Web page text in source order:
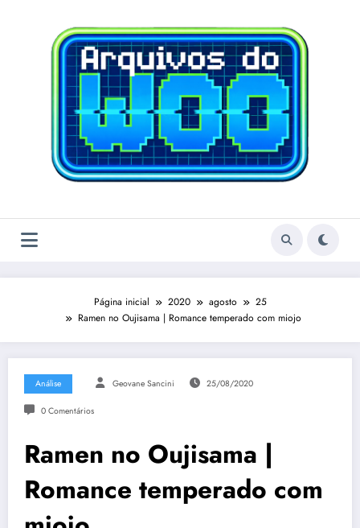
Página inicial 2020 agosto
25
Ramen no Oujisama | Romance temperado com miojo
Análise Geovane Sancini 25/08/2020
0 Comentários
Ramen no Oujisama |
Romance temperado com